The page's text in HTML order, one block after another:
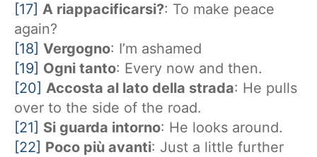
[17] A riappacificarsi?: To make peace
again?
[18] Vergogno: I’m ashamed
[19] Ogni tanto: Every now and then.
[20] Accosta al lato della strada: He pulls
over to the side of the road.
[21]
Si guarda intorno: He looks around.
[22]
Poco più avanti: Just a little further